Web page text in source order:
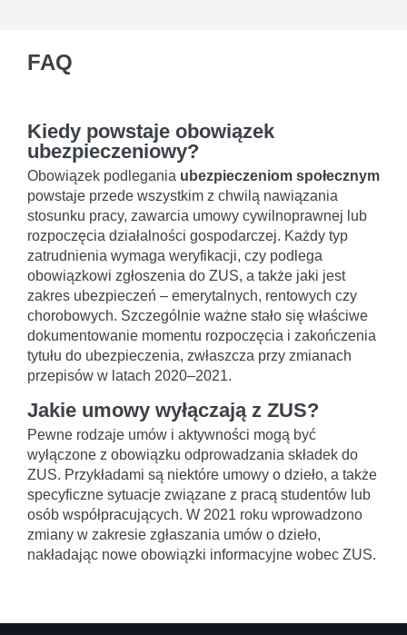
FAQ
Kiedy powstaje obowiązek
ubezpieczeniowy?
Obowiązek podlegania ubezpieczeniom społecznym
powstaje przede wszystkim z chwilą nawiązania
stosunku pracy, zawarcia umowy cywilnoprawnej lub
rozpoczęcia działalności gospodarczej. Każdy typ
zatrudnienia wymaga weryfikacji, czy podlega
obowiązkowi zgłoszenia do ZUS, a także jaki jest
zakres ubezpieczeń – emerytalnych, rentowych czy
chorobowych. Szczególnie ważne stało się właściwe
dokumentowanie momentu rozpoczęcia i zakończenia
tytułu do ubezpieczenia, zwłaszcza przy zmianach
przepisów w latach 2020–2021.
Jakie umowy wyłączają z ZUS?
Pewne rodzaje umów i aktywności mogą być
wyłączone z obowiązku odprowadzania składek do
ZUS. Przykładami są niektóre umowy o dzieło, a także
specyficzne sytuacje związane z pracą studentów lub
osób współpracujących. W 2021 roku wprowadzono
zmiany w zakresie zgłaszania umów o dzieło,
nakładając nowe obowiązki informacyjne wobec ZUS.